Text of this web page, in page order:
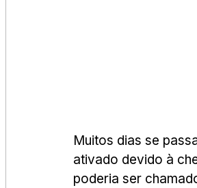
Muitos dias se
ativado devido à
poderia ser